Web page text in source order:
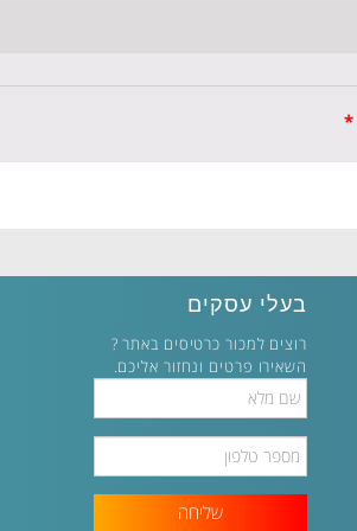
*
בעלי עסקים
רוצים למכור כרטיסים באתר ?
השאירו פרטים ונחזור אליכם.
Full
Name
Phone
Number